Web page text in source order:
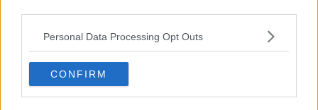
Personal Data Processing Opt Outs
CONFIRM
Trump e le sue guerre contro i deboli e contro la terra
​Le furbate elettorali della Meloni e la testardaggine
dell’opposizione
​Date loro l’Oscar al posto del Nobel per la Pace
L'umanizzazione dell'economia e della politica
​Dopo il diluvio dei NO: un patto intergenerazionale